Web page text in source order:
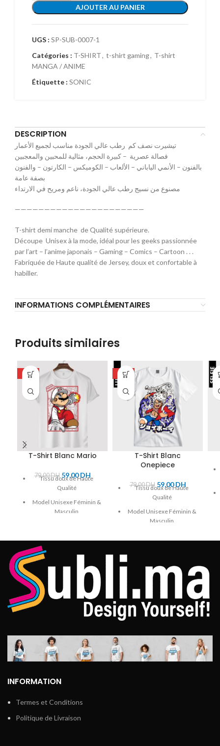
AJOUTER AU PANIER
UGS : SP-SUB-0007-1
Catégories : T-SHIRT, t-shirt gaming, T-shirt
MANGA / ANIME
Étiquette : SONIC
DESCRIPTION
تيشيرت نصف كم رطب عالي الجودة مناسب لجميع الأعمار
فصالة عصرية – كبيرة الحجم، مثالية للمحبين والمعجبين
بالفنون – الأنمي الياباني – الألعاب – الكوميكس – الكارتون – والفنون
بصفة عامة
مصنوع من نسيج رطب عالي الجودة، ناعم ومريح في الارتداء
——————————————————————
T-shirt demi manche de Qualité supérieure.
Découpe Unisex à la mode, idéal pour les geeks passionnée
par l’art – l’anime japonais – Gaming – Comics – Cartoon . . .
Fabriquée de Haute qualité de Jersey, doux et confortable à
habiller.
INFORMATIONS COMPLÉMENTAIRES
Produits similaires
-25%
T-Shirt Blanc Mario
79,00DH 59,00DH
Tissu doux de Haute
Qualité
Model Unisexe Féminin &
Masculin
Coupe model Unisexe très
impression direct sur les
Résistant au lavage
jusqu’à 60 dégrée
-25%
T-Shirt Blanc
Onepiece
79,00DH 59,00DH
Tissu doux de Haute
Qualité
Model Unisexe Féminin &
Masculin
impression direct sur les
fibres du tissu
Résistant au lavage
jusqu’à 60 dégrée
INFORMATION
Termes et Conditions
Politique de Livraison